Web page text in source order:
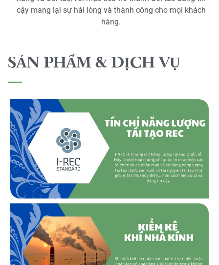
cậy mang lại sự hài lòng và thành công cho mọi khách
hàng.
SẢN PHẨM & DỊCH VỤ